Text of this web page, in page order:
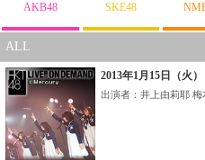
AKB48 SKE48
ALL
2013年1月15日（火
出演者：井上由莉耶 梅